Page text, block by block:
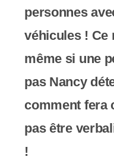
personnes
véhicules ! Ce
même si une
pas Nancy
comment fera
pas être
!